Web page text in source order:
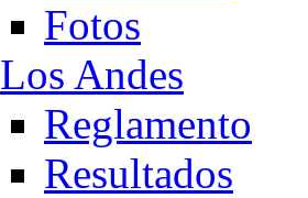
Fotos
Los Andes
Reglamento
Resultados